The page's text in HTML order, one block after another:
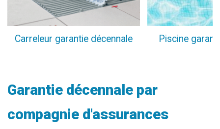
Carreleur garantie décennale Piscine
Garantie décennale par
compagnie d'assurances